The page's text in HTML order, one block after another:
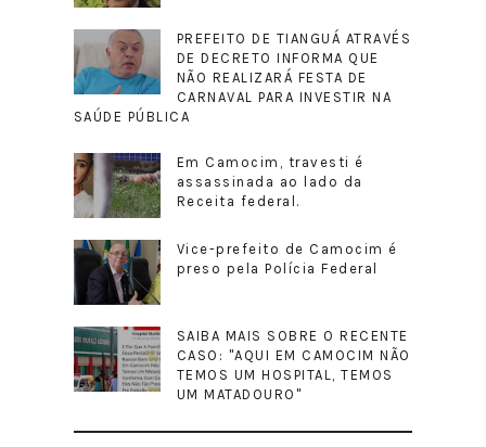
PREFEITO DE TIANGUÁ ATRAVÉS
DE DECRETO INFORMA QUE
NÃO REALIZARÁ FESTA DE
CARNAVAL PARA INVESTIR NA
SAÚDE PÚBLICA
Em Camocim, travesti é
assassinada ao lado da
Receita federal.
Vice-prefeito de Camocim é
preso pela Polícia Federal
SAIBA MAIS SOBRE O RECENTE
CASO: "AQUI EM CAMOCIM NÃO
TEMOS UM HOSPITAL, TEMOS
UM MATADOURO"